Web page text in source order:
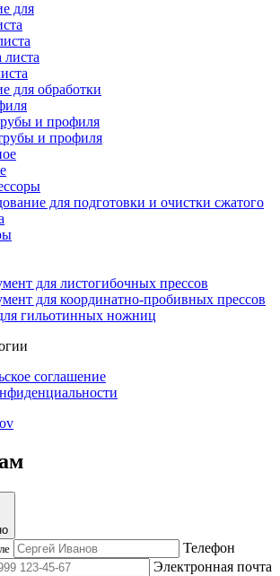
для
листа
для обработки
и профиля
и профиля
для подготовки и очистки сжатого
для листогибочных прессов
для координатно-пробивных прессов
гильотинных ножниц
соглашение
Телефон
Электронная почта